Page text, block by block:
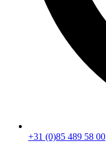
+31 (0)85 489 58 00